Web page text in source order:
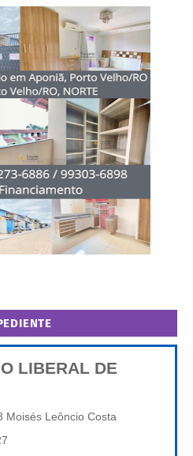
LIBERAL DE
Moisés Leôncio Costa